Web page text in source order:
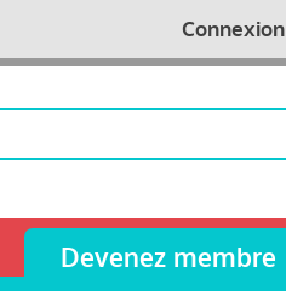
Connexion
Devenez membre